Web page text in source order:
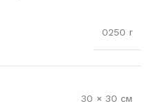
0250 г
30 × 30 см